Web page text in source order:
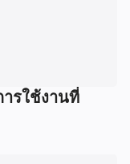
ารใช้งานที่